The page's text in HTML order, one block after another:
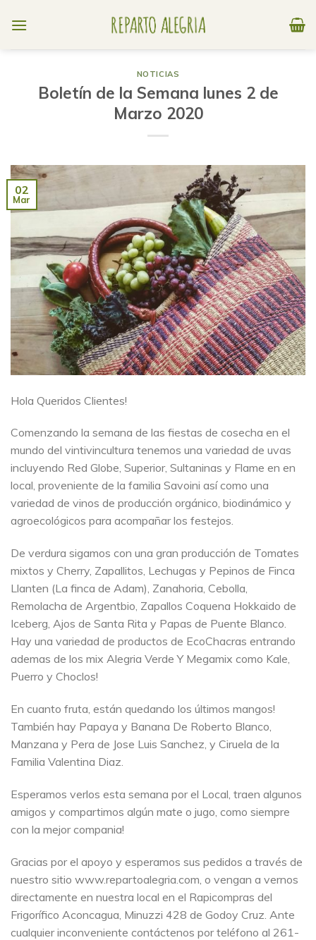
NOTICIAS
Boletín de la Semana lunes 2 de
Marzo 2020
02
Mar
Hola Queridos Clientes!
Comenzando la semana de las fiestas de cosecha en el
mundo del vintivincultura tenemos una variedad de uvas
incluyendo Red Globe, Superior, Sultaninas y Flame en en
local, proveniente de la familia Savoini así como una
variedad de vinos de producción orgánico, biodinámico y
agroecológicos para acompañar los festejos.
De verdura sigamos con una gran producción de Tomates
mixtos y Cherry, Zapallitos, Lechugas y Pepinos de Finca
Llanten (La finca de Adam), Zanahoria, Cebolla,
Remolacha de Argentbio, Zapallos Coquena Hokkaido de
Iceberg, Ajos de Santa Rita y Papas de Puente Blanco.
Hay una variedad de productos de EcoChacras entrando
ademas de los mix Alegria Verde Y Megamix como Kale,
Puerro y Choclos!
En cuanto fruta, están quedando los últimos mangos!
También hay Papaya y Banana De Roberto Blanco,
Manzana y Pera de Jose Luis Sanchez, y Ciruela de la
Familia Valentina Diaz.
Esperamos verlos esta semana por el Local, traen algunos
amigos y compartimos algún mate o jugo, como siempre
con la mejor compania!
Gracias por el apoyo y esperamos sus pedidos a través de
nuestro sitio www.repartoalegria.com, o vengan a vernos
directamente en nuestra local en el Rapicompras del
Frigorífico Aconcagua, Minuzzi 428 de Godoy Cruz. Ante
cualquier inconveniente contáctenos por teléfono al 261-